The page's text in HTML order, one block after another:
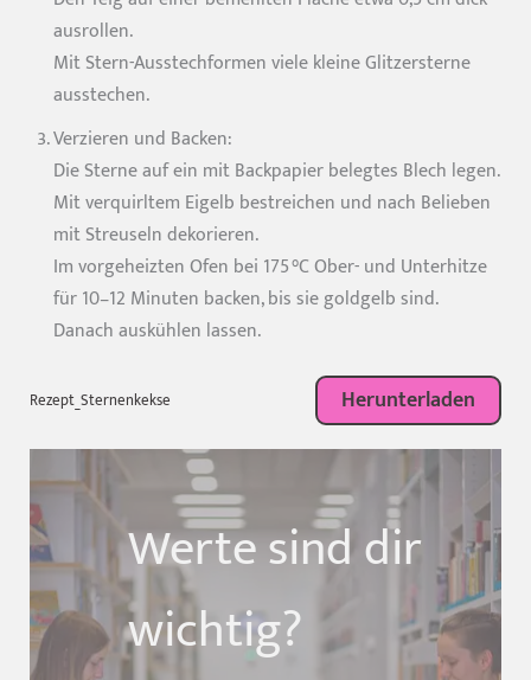
ausrollen.
Mit Stern-Ausstechformen viele kleine Glitzersterne
ausstechen.
Verzieren und Backen:
Die Sterne auf ein mit Backpapier belegtes Blech legen.
Mit verquirltem Eigelb bestreichen und nach Belieben
mit Streuseln dekorieren.
Im vorgeheizten Ofen bei 175 °C Ober- und Unterhitze
für 10–12 Minuten backen, bis sie goldgelb sind.
Danach auskühlen lassen.
Rezept_Sternenkekse Herunterladen
Werte sind dir
wichtig?